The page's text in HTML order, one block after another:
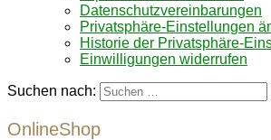
Datenschutzvereinbarungen
Privatsphäre-Einstellungen
Historie der Privatsphäre-
Einwilligungen widerrufen
Suchen nach:
OnlineShop